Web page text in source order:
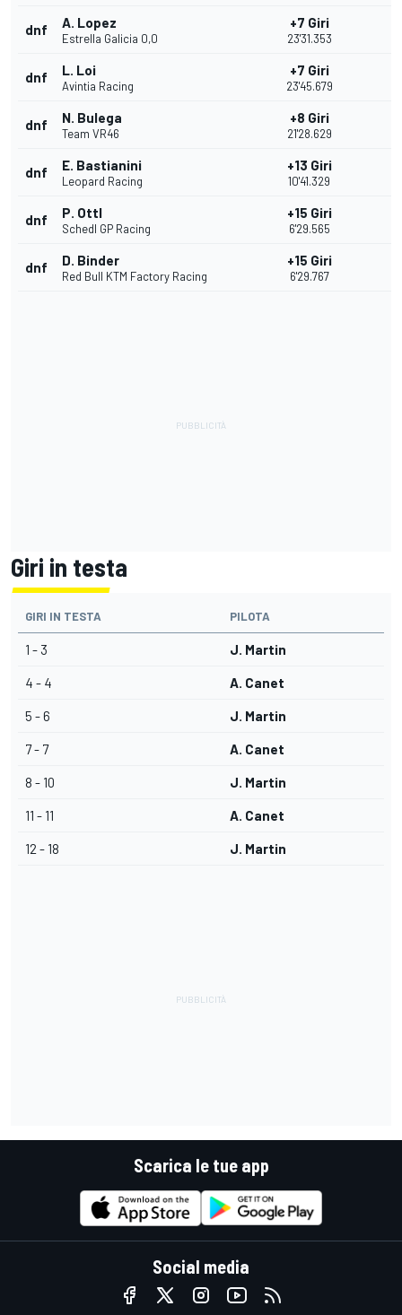
dnf A. Lopez
Estrella Galicia 0,0
+7 Giri
23'31.353
dnf L. Loi
Avintia Racing
+7 Giri
23'45.679
dnf N. Bulega
Team VR46
+8 Giri
21'28.629
dnf E. Bastianini
Leopard Racing
+13 Giri
10'41.329
dnf P. Ottl
Schedl GP Racing
+15 Giri
6'29.565
dnf D. Binder
Red Bull KTM Factory Racing
+15 Giri
6'29.767
Giri in testa
GIRI IN TESTA PILOTA
1 - 3 J. Martin
4 - 4 A. Canet
5 - 6 J. Martin
7 - 7 A. Canet
8 - 10 J. Martin
11 - 11 A. Canet
12 - 18 J. Martin
Scarica le tue app
Social media